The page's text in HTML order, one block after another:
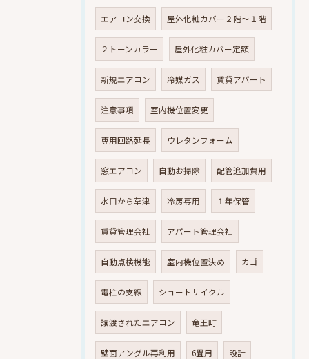
エアコン交換 屋外化粧カバー２階～１階
２トーンカラー 屋外化粧カバー定額
新規エアコン 冷媒ガス 賃貸アパート
注意事項 室内機位置変更
専用回路延長 ウレタンフォーム
窓エアコン 自動お掃除 配管追加費用
水口から草津 冷房専用 １年保管
賃貸管理会社 アパート管理会社
自動点検機能 室内機位置決め カゴ
電柱の支線 ショートサイクル
譲渡されたエアコン 竜王町
壁面アングル再利用 6畳用 設計